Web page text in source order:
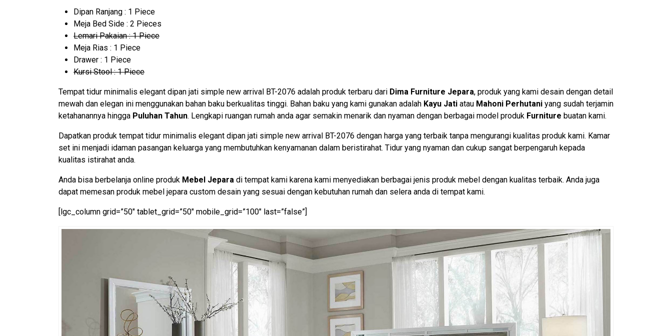
Dipan Ranjang : 1 Piece
Meja Bed Side : 2 Pieces
Lemari Pakaian : 1 Piece
Meja Rias : 1 Piece
Drawer : 1 Piece
Kursi Stool : 1 Piece
Tempat tidur minimalis elegant dipan jati simple new arrival BT-2076 adalah produk terbaru dari Dima Furniture Jepara, produk yang kami desain dengan detail
mewah dan elegan ini menggunakan bahan baku berkualitas tinggi. Bahan baku yang kami gunakan adalah Kayu Jati atau Mahoni Perhutani yang sudah terjamin
ketahanannya hingga Puluhan Tahun. Lengkapi ruangan rumah anda agar semakin menarik dan nyaman dengan berbagai model produk Furniture buatan kami.
Dapatkan produk tempat tidur minimalis elegant dipan jati simple new arrival BT-2076 dengan harga yang terbaik tanpa mengurangi kualitas produk kami. Kamar
set ini menjadi idaman pasangan keluarga yang membutuhkan kenyamanan dalam beristirahat. Tidur yang nyaman dan cukup sangat berpengaruh kepada
kualitas istirahat anda.
Anda bisa berbelanja online produk Mebel Jepara di tempat kami karena kami menyediakan berbagai jenis produk mebel dengan kualitas terbaik. Anda juga
dapat memesan produk mebel jepara custom desain yang sesuai dengan kebutuhan rumah dan selera anda di tempat kami.
[lgc_column grid=”50″ tablet_grid=”50″ mobile_grid=”100″ last=”false”]